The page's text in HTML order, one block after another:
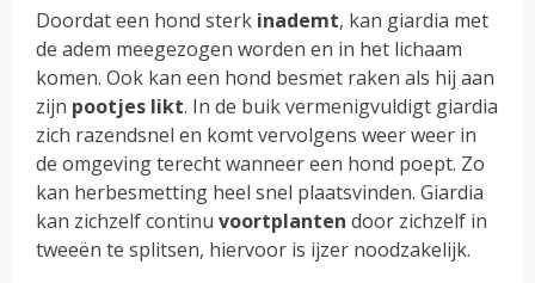
Doordat een hond sterk inademt, kan giardia met
de adem meegezogen worden en in het lichaam
komen. Ook kan een hond besmet raken als hij aan
zijn pootjes likt. In de buik vermenigvuldigt giardia
zich razendsnel en komt vervolgens weer weer in
de omgeving terecht wanneer een hond poept. Zo
kan herbesmetting heel snel plaatsvinden. Giardia
kan zichzelf continuvoortplanten door zichzelf in
tweeën te splitsen, hiervoor is ijzer noodzakelijk.